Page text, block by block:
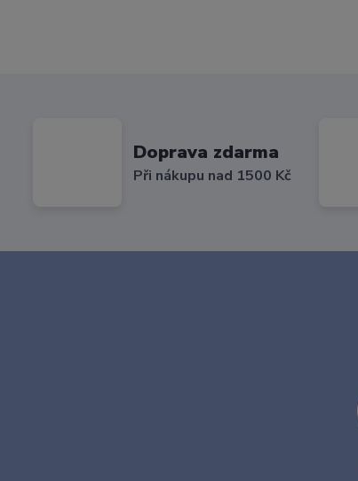
Doprava zdarma
Při nákupu nad 1500 Kč